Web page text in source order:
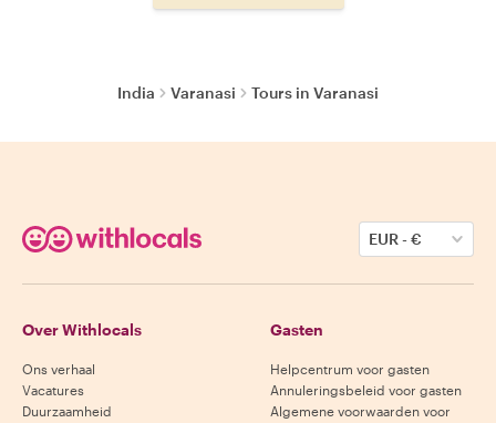
India Varanasi Tours in Varanasi
EUR-€
Over Withlocals
Ons verhaal
Vacatures
Duurzaamheid
Gasten
Helpcentrum voor gasten
Annuleringsbeleid voor gasten
Algemene voorwaarden voor